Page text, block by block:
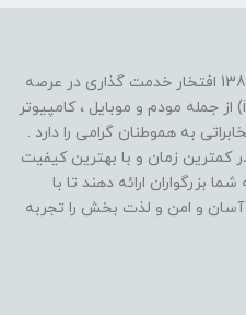
فروشگاه موبایل آی تی تل از سال 1380 افتخار خدمت گذاری در عرصه
تولید و توزیع محصولات آی تی (i.T) از جمله مودم و موبایل ، کامپیوتر
به هموطنان گرامی را دارد .
کمترین زمان و با بهترین کیفیت
بزرگواران ارائه دهند تا با
آسان و امن و لذت بخش را تجربه